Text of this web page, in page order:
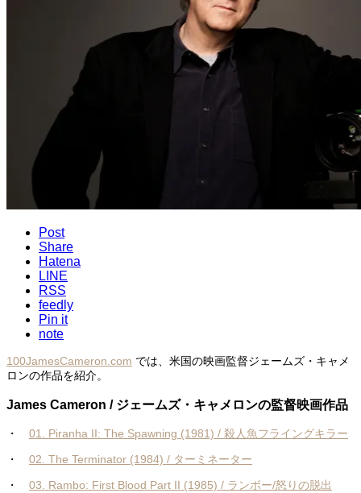
Post
Share
Hatena
LINE
RSS
feedly
Pin it
note
100JamesCameron.com では、米国の映画監督ジェームズ・キャメ
ロンの作品を紹介。
James Cameron / ジェームズ・キャメロンの監督映画作品
・ 01. Piranha II: The Spawning (1981) / 殺人魚フライングキラー
・ 02. The Terminator (1984) / ターミネーター
・ 03. Rambo: First Blood Part II (1985) / ランボー/怒りの脱出